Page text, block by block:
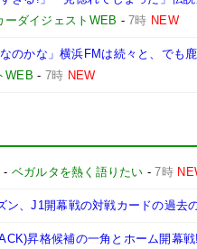
ーダイジェストWEB -7時 NEW
なのかな」横浜FMは続々と、で
WEB - 7時 NEW
- ベガルタを熱く語りたい -7時
ン、J1開幕戦の対戦カードの過去
昇格候補の一角とホーム開幕戦!